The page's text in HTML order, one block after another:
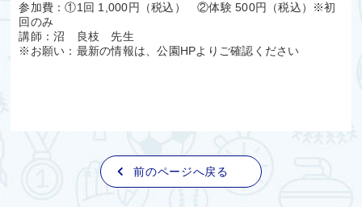
参加費：①1回 1,000円（税込） ②体験 500円（税込）※初
回のみ
講師：沼 良枝 先生
※お願い：最新の情報は、公園HPよりご確認ください
前のページへ戻る